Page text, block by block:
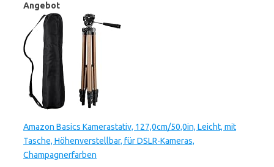
Angebot
Amazon Basics Kamerastativ, 127,0cm/50,0in, Leicht, mit
Tasche, Höhenverstellbar, für DSLR-Kameras,
Champagnerfarben